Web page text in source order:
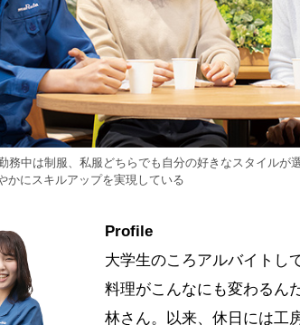
務中は制服、私服どちらでも自分の好きなスタイルが
かにスキルアップを実現している
Profile
大学生のころアルバイトし
料理がこんなにも変わるん
林さん。以来、休日には工